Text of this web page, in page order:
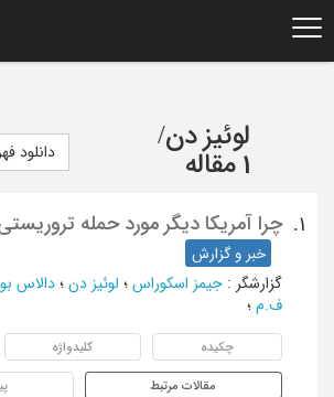
لوئیز دن/
1 مقاله
دانلود
1. چرا آمریکا دیگر مورد حمله
خبر و گزارش
گزارشگر : جیمز اسکوراس ؛ لوئیز دن ؛ دالاس
ف.م ؛
چکیده کلیدواژه
مقالات مرتبط